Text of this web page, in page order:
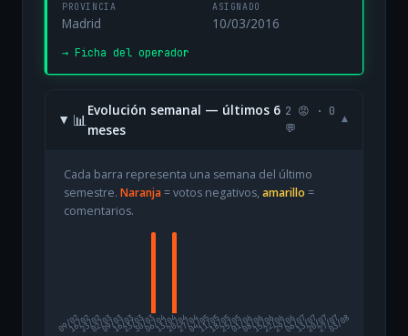
PROVINCIA
Madrid
ASIGNADO
10/03/2016
→ Ficha del operador
📊
Evolución semanal — últimos 6
meses
2 😡 · 0
💬
▾
Cada barra representa una semana del último
semestre. Naranja= votos negativos, amarillo =
comentarios.
09/02
16/0223/0202/0309/0316/0323/0330/0306/0413/0420/0427/0404/0511/0518/0525/0501/0608/0615/0622/0629/0606/0713/0720/0727/07
03/08